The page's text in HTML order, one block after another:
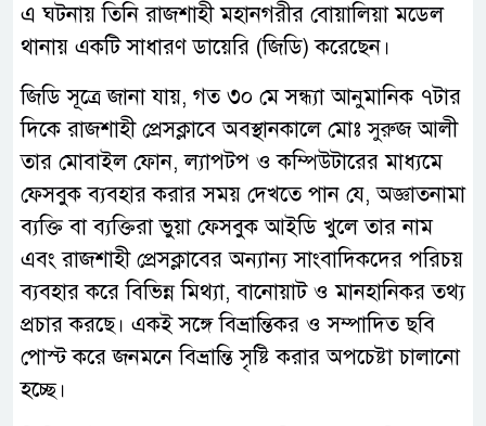
এ ঘটনায় তিনি রাজশাহী মহানগরীর বোয়ালিয়া মডেল
থানায় একটি সাধারণ ডায়েরি (জিডি) করেছেন।
জিডি সূত্রে জানা যায়, গত ৩০ মে সন্ধ্যা আনুমানিক ৭টার
দিকে রাজশাহী প্রেসক্লাবে অবস্থানকালে মোঃ সুরুজ আলী
তার মোবাইল ফোন, ল্যাপটপ ও কম্পিউটারের মাধ্যমে
ফেসবুক ব্যবহার করার সময় দেখতে পান যে, অজ্ঞাতনামা
ব্যক্তি বা ব্যক্তিরা ভুয়া ফেসবুক আইডি খুলে তার নাম
এবং রাজশাহী প্রেসক্লাবের অন্যান্য সাংবাদিকদের পরিচয়
ব্যবহার করে বিভিন্ন মিথ্যা, বানোয়াট ও মানহানিকর তথ্য
প্রচার করছে। একই সঙ্গে বিভ্রান্তিকর ও সম্পাদিত ছবি
পোস্ট করে জনমনে বিভ্রান্তি সৃষ্টি করার অপচেষ্টা চালানো
হচ্ছে।